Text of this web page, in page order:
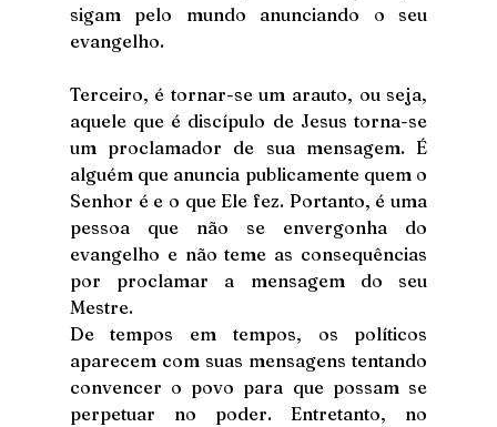
sigam pelo mundo anunciando o seu
evangelho.
Terceiro, é tornar-se um arauto, ou seja,
aquele que é discípulo de Jesus torna-se
um proclamador de sua mensagem. É
alguém que anuncia publicamente quem o
Senhor é e o que Ele fez. Portanto, é uma
pessoa que não se envergonha do
evangelho e não teme as consequências
por proclamar a mensagem do seu
Mestre.
De tempos em tempos, os políticos
aparecem com suas mensagens tentando
convencer o povo para que possam se
perpetuar no poder. Entretanto, no